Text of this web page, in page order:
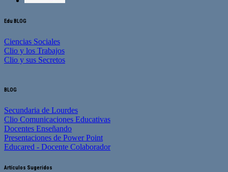
Edu BLOG
Ciencias Sociales
Clio y los Trabajos
Clio y sus Secretos
BLOG
Secundaria de Lourdes
Clio Comunicaciones Educativas
Docentes Enseñando
Presentaciones de Power Point
Educared - Docente Colaborador
Artículos Sugeridos